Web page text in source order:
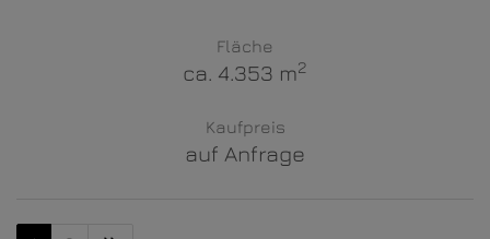
Fläche
ca. 4.353 m2
Kaufpreis
auf Anfrage